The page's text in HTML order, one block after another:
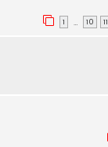
1 … 10 11